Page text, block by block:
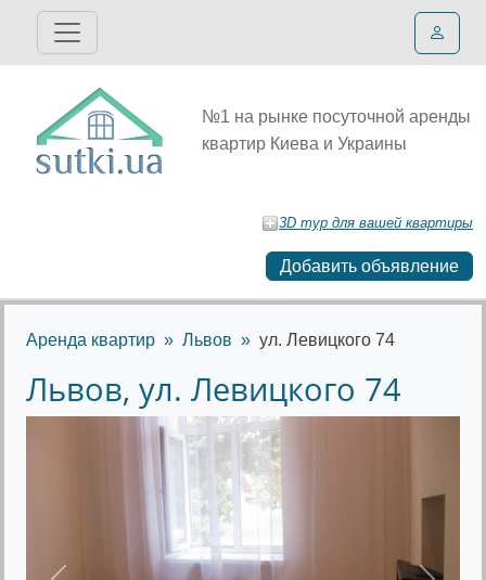
№1 на рынке посуточной аренды
квартир Киева и Украины
3D тур для вашей квартиры
Добавить объявление
Аренда квартир Львов ул. Левицкого 74
Львов, ул. Левицкого 74